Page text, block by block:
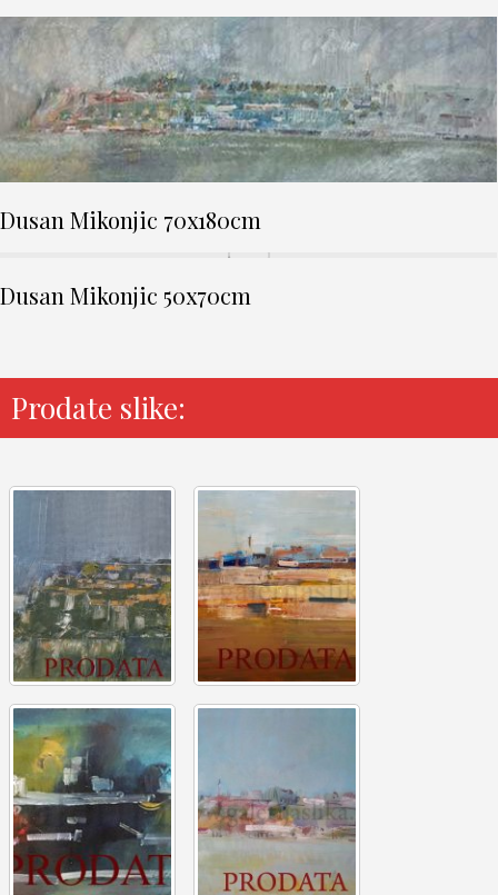
Dusan Mikonjic 70x180cm
Dusan Mikonjic 50x70cm
Prodate slike: